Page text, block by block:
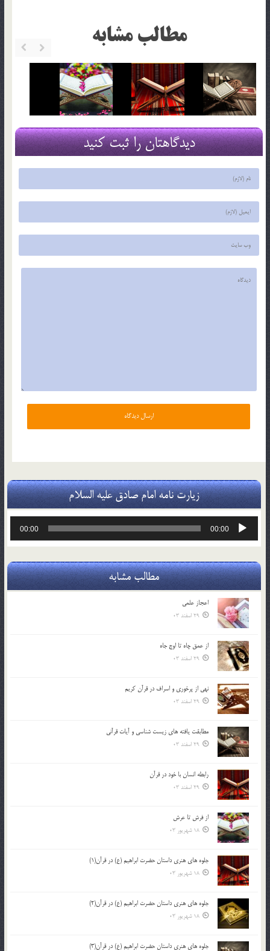
مطالب مشابه
دیدگاهتان را ثبت کنید
زیارت نامه امام صادق علیه السلام
پخش‌کننده
00:00
00:00
مطالب مشابه
اعجاز علمی
29 اسفند 03
از عمق چاه تا اوج جاه
29 اسفند 03
نهي از پرخوري و اسراف در قرآن کريم
29 اسفند 03
مطابقت یافته های زیست شناسی و آیات قرآنی
29 اسفند 03
رابطه انسان با خود در قرآن
29 اسفند 03
از فرش تا عرش
18 شهریور 03
جلوه هاي هنري داستان حضرت ابراهيم (ع) در قرآن(1)
18 شهریور 03
جلوه هاي هنري داستان حضرت ابراهيم (ع) در قرآن(2)
18 شهریور 03
جلوه هاي هنري داستان حضرت ابراهيم (ع) در قرآن(3)